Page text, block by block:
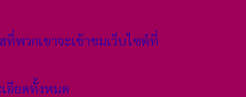
พวกเขาจะเข้าชมเว็บไซต์ที่
อียดทั้งหมด